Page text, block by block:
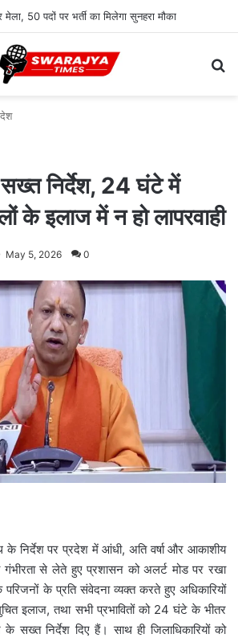
50 पदों पर भर्ती का मिलेगा सुनहरा मौका
सख्त निर्देश, 24 घंटे में
के इलाज में न हो लापरवाही
May 5, 2026 0
के निर्देश पर प्रदेश में आंधी, अति वर्षा और आकाशीय
गंभीरता से लेते हुए प्रशासन को अलर्ट मोड पर रखा
के प्रति संवेदना व्यक्त करते हुए अधिकारियों
इलाज, तथा सभी प्रभावितों को 24 घंटे के भीतर
सख्त निर्देश दिए हैं। साथ ही जिलाधिकारियों को